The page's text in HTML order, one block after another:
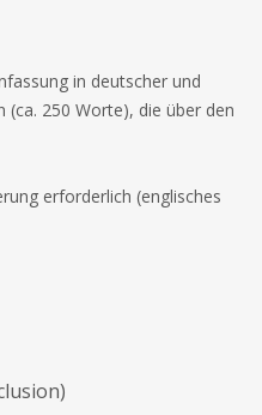
in deutscher und
(ca. 250 Worte), die über den
erforderlich (englisches